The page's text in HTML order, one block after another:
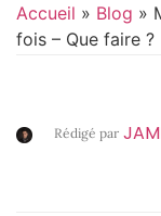
Accueil » Blog »
fois – Que faire ?
Rédigé par